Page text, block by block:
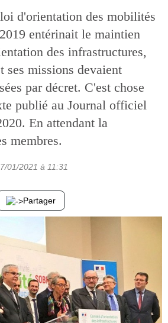
d'orientation des mobilités
entérinait le maintien
des infrastructures,
ses missions devaient
par décret. C'est chose
publié au Journal officiel
En attendant la
membres.
01/2021 à 11:31
Partager